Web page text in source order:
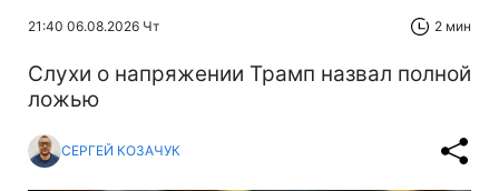
21:40 06.08.2026 Чт 2 мин
Слухи о напряжении Трамп назвал полной
ложью
СЕРГЕЙ КОЗАЧУК